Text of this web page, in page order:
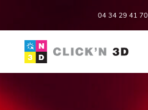
04 34 29 41 70